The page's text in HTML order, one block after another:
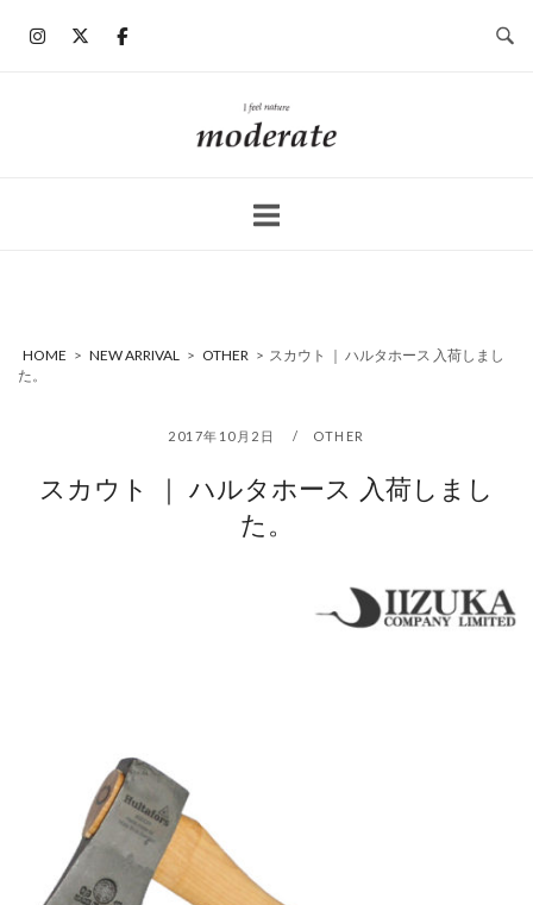
ホ
ー
HOME > NEW ARRIVAL > OTHER > スカウト ｜ ハルタホース 入荷しまし
た。
2017年10月2日 OTHER
スカウト ｜ ハルタホース 入荷しまし
た。